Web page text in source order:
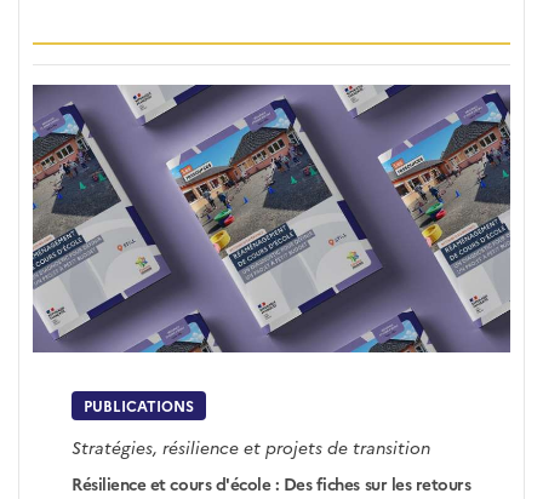
PUBLICATIONS
Stratégies, résilience et projets de transition
Résilience et cours d'école : Des fiches sur les retours